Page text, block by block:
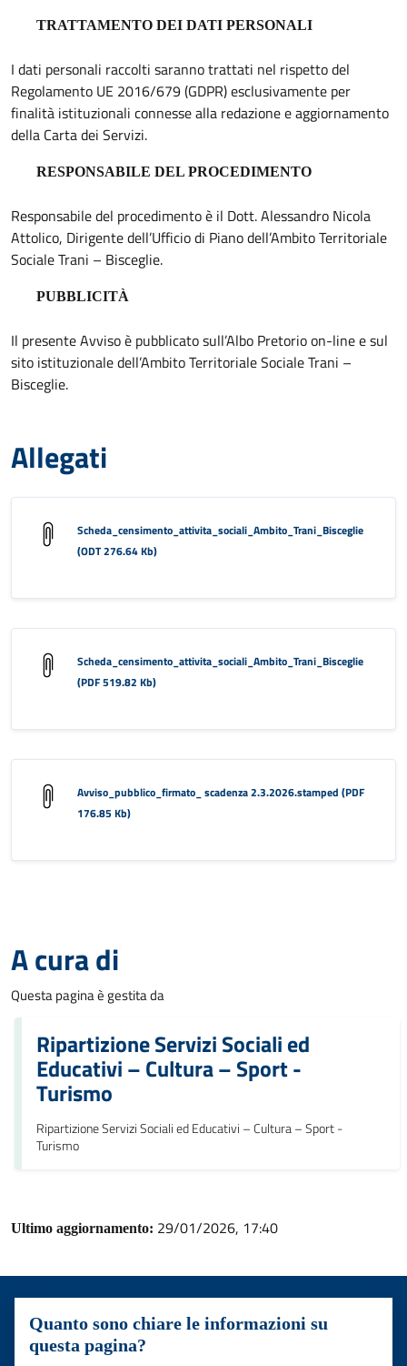
TRATTAMENTO DEI DATI PERSONALI
I dati personali raccolti saranno trattati nel rispetto del
Regolamento UE 2016/679 (GDPR) esclusivamente per
finalità istituzionali connesse alla redazione e aggiornamento
della Carta dei Servizi.
RESPONSABILE DEL PROCEDIMENTO
Responsabile del procedimento è il Dott. Alessandro Nicola
Attolico, Dirigente dell’Ufficio di Piano dell’Ambito Territoriale
Sociale Trani – Bisceglie.
PUBBLICITÀ
Il presente Avviso è pubblicato sull’Albo Pretorio on-line e sul
sito istituzionale dell’Ambito Territoriale Sociale Trani –
Bisceglie.
Allegati
Scheda_censimento_attivita_sociali_Ambito_Trani_Bisceglie
(ODT 276.64 Kb)
Scheda_censimento_attivita_sociali_Ambito_Trani_Bisceglie
(PDF 519.82 Kb)
Avviso_pubblico_firmato_ scadenza 2.3.2026.stamped (PDF
176.85 Kb)
A cura di
Questa pagina è gestita da
Ripartizione Servizi Sociali ed
Educativi – Cultura – Sport -
Turismo
Ripartizione Servizi Sociali ed Educativi – Cultura – Sport -
Turismo
Ultimo aggiornamento: 29/01/2026, 17:40
Quanto sono chiare le informazioni su
questa pagina?